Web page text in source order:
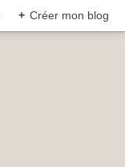
+ Créer mon blog